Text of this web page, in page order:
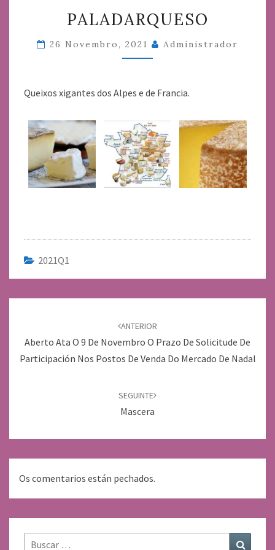
PALADARQUESO
26 Novembro, 2021 Administrador
Queixos xigantes dos Alpes e de Francia.
2021Q1
entradas
ANTERIOR
Aberto Ata O 9 De Novembro O Prazo De Solicitude De
Participación Nos Postos De Venda Do Mercado De Nadal
SEGUINTE
Mascera
Os comentarios están pechados.
Buscar: